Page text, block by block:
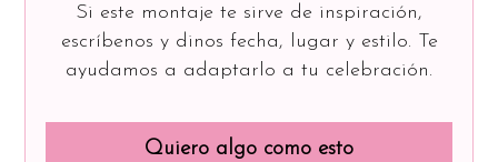
Si este montaje te sirve de inspiración,
escríbenos y dinos fecha, lugar y estilo. Te
ayudamos a adaptarlo a tu celebración.
Quiero algo como esto